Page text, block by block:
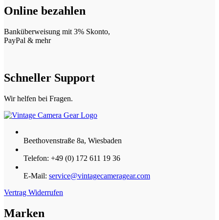
Online bezahlen
Banküberweisung mit 3% Skonto,
PayPal & mehr
Schneller Support
Wir helfen bei Fragen.
Beethovenstraße 8a, Wiesbaden
Telefon: +49 (0) 172 611 19 36
E-Mail: service@vintagecameragear.com
Vertrag Widerrufen
Marken